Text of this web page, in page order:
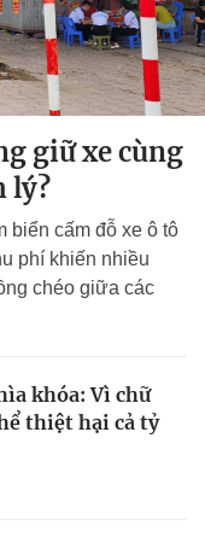
giữ xe cùng
lý?
biển cấm đỗ xe ô tô
phí khiến nhiều
chéo giữa các
khóa: Vì chữ
thiệt hại cả tỷ